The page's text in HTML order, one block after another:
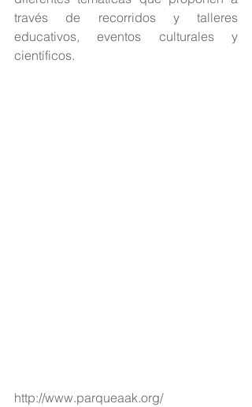
través de recorridos y talleres
educativos, eventos culturales y
científicos.
http://www.parqueaak.org/